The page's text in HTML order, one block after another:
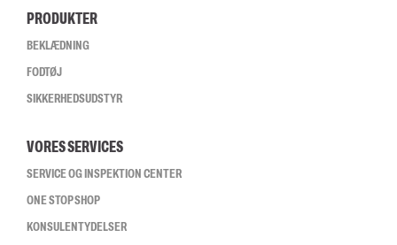
PRODUKTER
BEKLÆDNING
FODTØJ
SIKKERHEDSUDSTYR
VORES SERVICES
SERVICE OG INSPEKTION CENTER
ONE STOP SHOP
KONSULENTYDELSER